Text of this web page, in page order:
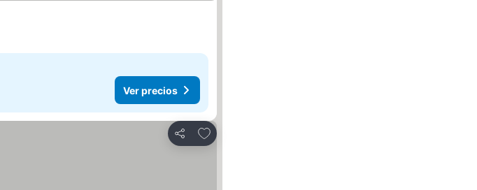
Ver precios
Compartir
Añadir a favoritos